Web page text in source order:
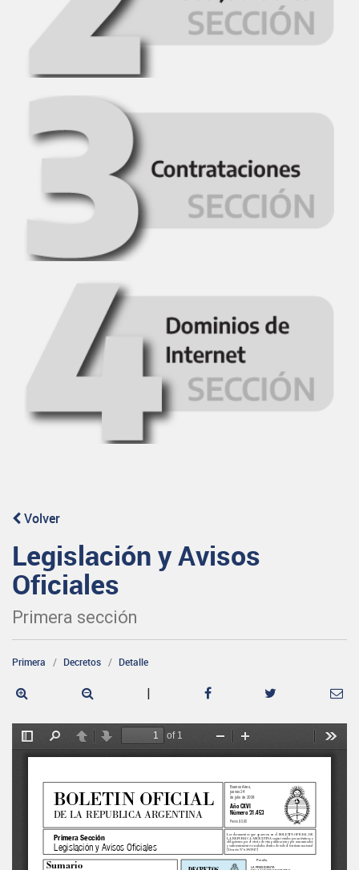
Volver
Legislación y Avisos
Oficiales
Primera sección
Primera Decretos Detalle
|